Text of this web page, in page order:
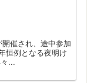
催され、途中参加
恒例となる夜明け
...